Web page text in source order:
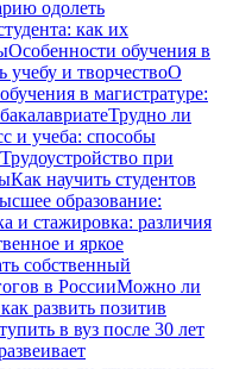
одолеть
как их
Особенности обучения в
учебу и творчествоО
в магистратуре:
Трудно ли
и учеба: способы
Трудоустройство при
Как научить студентов
образование:
и стажировка: различия
и яркое
собственный
в РоссииМожно ли
развить позитив
в вуз после 30 лет